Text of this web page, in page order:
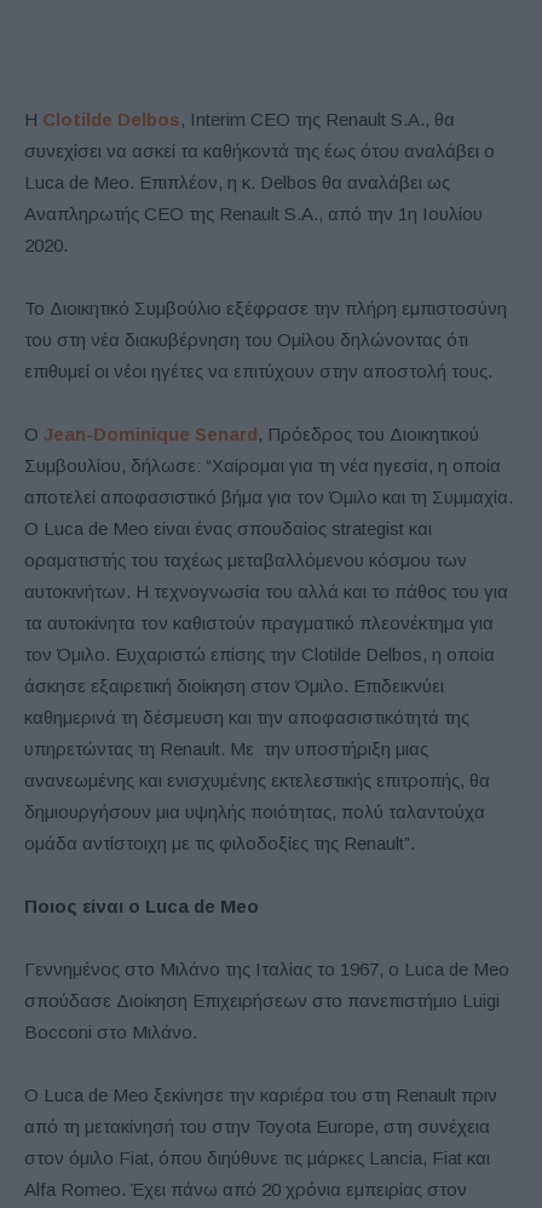
Η Clotilde Delbos, Interim CEO της Renault S.A., θα
συνεχίσει να ασκεί τα καθήκοντά της έως ότου αναλάβει ο
Luca de Meo. Επιπλέον, η κ. Delbos θα αναλάβει ως
Αναπληρωτής CEO της Renault S.A., από την 1η Ιουλίου
2020.
Το Διοικητικό Συμβούλιο εξέφρασε την πλήρη εμπιστοσύνη
του στη νέα διακυβέρνηση του Ομίλου δηλώνοντας ότι
επιθυμεί οι νέοι ηγέτες να επιτύχουν στην αποστολή τους.
Ο Jean-Dominique Senard, Πρόεδρος του Διοικητικού
Συμβουλίου, δήλωσε: “Χαίρομαι για τη νέα ηγεσία, η οποία
αποτελεί αποφασιστικό βήμα για τον Όμιλο και τη Συμμαχία.
Ο Luca de Meo είναι ένας σπουδαίος strategist και
οραματιστής του ταχέως μεταβαλλόμενου κόσμου των
αυτοκινήτων. Η τεχνογνωσία του αλλά και το πάθος του για
τα αυτοκίνητα τον καθιστούν πραγματικό πλεονέκτημα για
τον Όμιλο. Ευχαριστώ επίσης την Clotilde Delbos, η οποία
άσκησε εξαιρετική διοίκηση στον Όμιλο. Επιδεικνύει
καθημερινά τη δέσμευση και την αποφασιστικότητά της
υπηρετώντας τη Renault. Με την υποστήριξη μιας
ανανεωμένης και ενισχυμένης εκτελεστικής επιτροπής, θα
δημιουργήσουν μια υψηλής ποιότητας, πολύ ταλαντούχα
ομάδα αντίστοιχη με τις φιλοδοξίες της Renault”.
Ποιος είναι ο Luca de Meo
Γεννημένος στο Μιλάνο της Ιταλίας το 1967, ο Luca de Meo
σπούδασε Διοίκηση Επιχειρήσεων στο πανεπιστήμιο Luigi
Bocconi στο Μιλάνο.
Ο Luca de Meo ξεκίνησε την καριέρα του στη Renault πριν
από τη μετακίνησή του στην Toyota Europe, στη συνέχεια
στον όμιλο Fiat, όπου διηύθυνε τις μάρκες Lancia, Fiat και
Alfa Romeo. Έχει πάνω από 20 χρόνια εμπειρίας στον